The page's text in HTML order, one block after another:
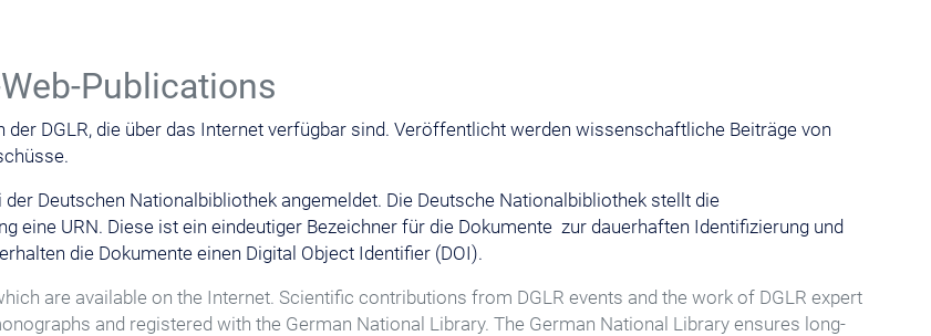
Web-Publications
DGLR, die über das Internet verfügbar sind. Veröffentlicht werden wissenschaftliche Beiträge von
Deutschen Nationalbibliothek angemeldet. Die Deutsche Nationalbibliothek stellt die
eine URN. Diese ist ein eindeutiger Bezeichner für die Dokumente zur dauerhaften Identifizierung und
die Dokumente einen Digital Object Identifier (DOI).
are available on the Internet. Scientific contributions from DGLR events and the work of DGLR expert
and registered with the German National Library. The German National Library ensures long-